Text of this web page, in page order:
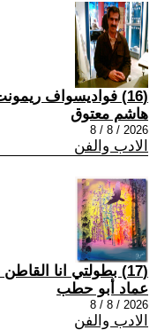
(16) فواديسواف ريمونت الجمال الكامن في الحياة
هاشم معتوق
2026 / 8 / 8
الادب والفن
(17) بطولتي انا القاطن في الهامش
عماد أبو حطب
2026 / 8 / 8
الادب والفن